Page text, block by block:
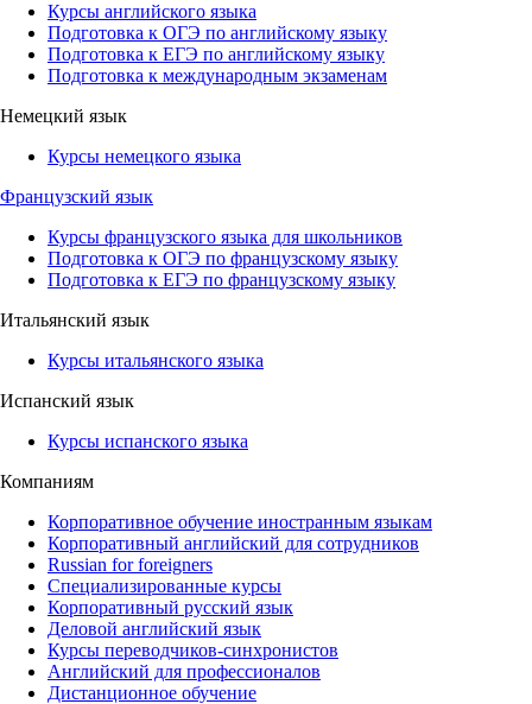
Курсы английского языка
Подготовка к ОГЭ по английскому языку
Подготовка к ЕГЭ по английскому языку
Подготовка к международным экзаменам
Немецкий язык
Курсы немецкого языка
Французский язык
Курсы французского языка для школьников
Подготовка к ОГЭ по французскому языку
Подготовка к ЕГЭ по французскому языку
Итальянский язык
Курсы итальянского языка
Испанский язык
Курсы испанского языка
Компаниям
Корпоративное обучение иностранным языкам
Корпоративный английский для сотрудников
Russian for foreigners
Специализированные курсы
Корпоративный русский язык
Деловой английский язык
Курсы переводчиков-синхронистов
Английский для профессионалов
Дистанционное обучение